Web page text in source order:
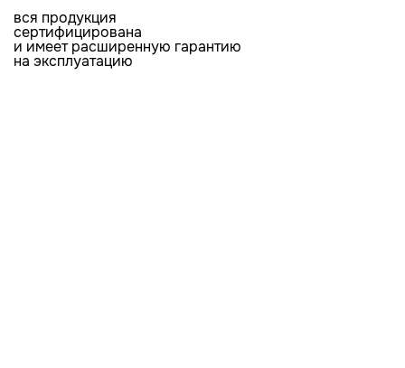
вся продукция
сертифицирована
и имеет расширенную гарантию
на эксплуатацию